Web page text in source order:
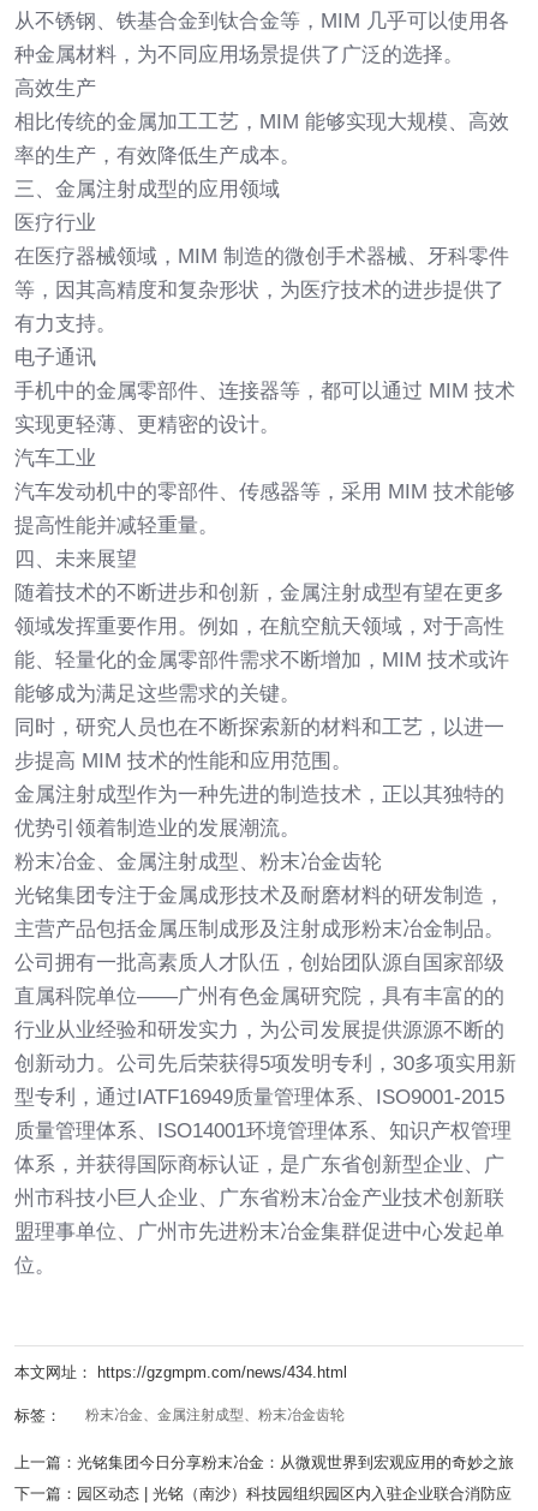
从不锈钢、铁基合金到钛合金等，MIM 几乎可以使用各
种金属材料，为不同应用场景提供了广泛的选择。
高效生产
相比传统的金属加工工艺，MIM 能够实现大规模、高效
率的生产，有效降低生产成本。
三、金属注射成型的应用领域
医疗行业
在医疗器械领域，MIM 制造的微创手术器械、牙科零件
等，因其高精度和复杂形状，为医疗技术的进步提供了
有力支持。
电子通讯
手机中的金属零部件、连接器等，都可以通过 MIM 技术
实现更轻薄、更精密的设计。
汽车工业
汽车发动机中的零部件、传感器等，采用 MIM 技术能够
提高性能并减轻重量。
四、未来展望
随着技术的不断进步和创新，金属注射成型有望在更多
领域发挥重要作用。例如，在航空航天领域，对于高性
能、轻量化的金属零部件需求不断增加，MIM 技术或许
能够成为满足这些需求的关键。
同时，研究人员也在不断探索新的材料和工艺，以进一
步提高 MIM 技术的性能和应用范围。
金属注射成型作为一种先进的制造技术，正以其独特的
优势引领着制造业的发展潮流。
粉末冶金、金属注射成型、粉末冶金齿轮
光铭集团专注于金属成形技术及耐磨材料的研发制造，
主营产品包括金属压制成形及注射成形粉末冶金制品。
公司拥有一批高素质人才队伍，创始团队源自国家部级
直属科院单位——广州有色金属研究院，具有丰富的的
行业从业经验和研发实力，为公司发展提供源源不断的
创新动力。公司先后荣获得5项发明专利，30多项实用新
型专利，通过IATF16949质量管理体系、ISO9001-2015
质量管理体系、ISO14001环境管理体系、知识产权管理
体系，并获得国际商标认证，是广东省创新型企业、广
州市科技小巨人企业、广东省粉末冶金产业技术创新联
盟理事单位、广州市先进粉末冶金集群促进中心发起单
位。
本文网址： https://gzgmpm.com/news/434.html
标签： 粉末冶金、金属注射成型、粉末冶金齿轮
上一篇： 光铭集团今日分享粉末冶金：从微观世界到宏观应用的奇妙之旅
下一篇： 园区动态 | 光铭（南沙）科技园组织园区内入驻企业联合消防应